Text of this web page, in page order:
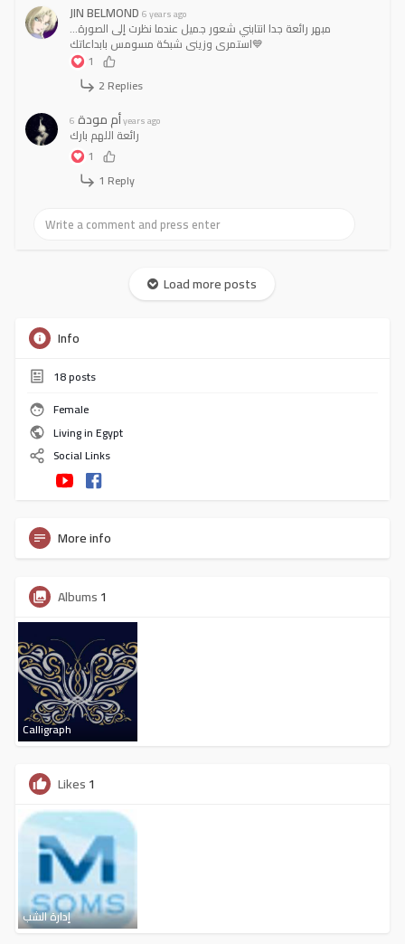
JIN BELMOND 6 years ago
مبهر رائعة جدا انتابني شعور جميل عندما نظرت إلى الصورة...
استمري وزيني شبكة مسومس بابداعاتك💙
1
2 Replies
أم مودة6 years ago
رائعة اللهم بارك
1
1 Reply
Load more posts
Info
18posts
Female
Living in Egypt
Social Links
More info
Albums1
Calligraph
Likes1
إدارة الشب